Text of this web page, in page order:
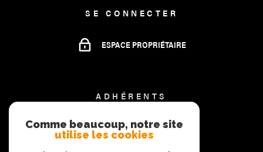
SE CONNECTER
ESPACE PROPRIÉTAIRE
ADHÉRENTS
Comme beaucoup, notre site
utilise les cookies